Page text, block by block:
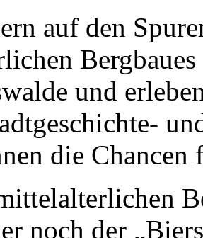
auf den
und
die
noch der